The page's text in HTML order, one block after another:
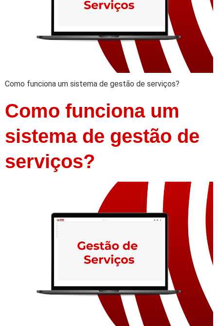
Como funciona um sistema de gestão de serviços?
Como funciona um
sistema de gestão de
serviços?